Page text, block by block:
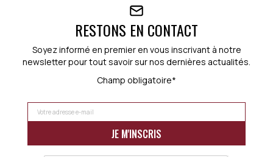
RESTONS EN CONTACT
Soyez informé en premier en vous inscrivant à notre
newsletter pour tout savoir sur nos dernières actualités.
Champ obligatoire*